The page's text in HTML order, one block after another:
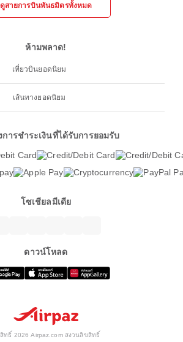
ดูสายการบินพันธมิตรทั้งหมด
ห้ามพลาด!
เที่ยวบินยอดนิยม
เส้นทางยอดนิยม
การชำระเงินที่ได้รับการยอมรับ
โซเชียลมีเดีย
ดาวน์โหลด
ทธิ์ 2026 Airpaz.com สงวนลิขสิทธิ์